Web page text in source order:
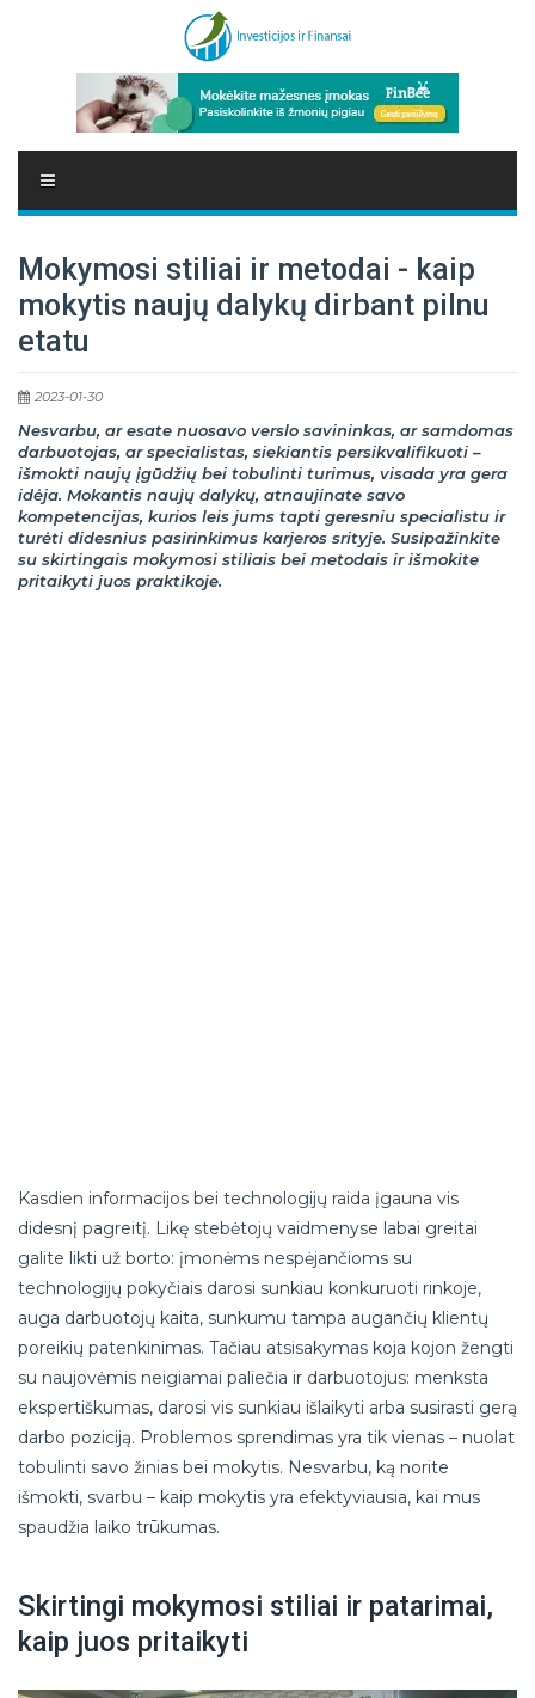
Mokymosi stiliai ir metodai - kaip
mokytis naujų dalykų dirbant pilnu
etatu
2023-01-30
Nesvarbu, ar esate nuosavo verslo savininkas, ar samdomas
darbuotojas, ar specialistas, siekiantis persikvalifikuoti –
išmokti naujų įgūdžių bei tobulinti turimus, visada yra gera
idėja. Mokantis naujų dalykų, atnaujinate savo
kompetencijas, kurios leis jums tapti geresniu specialistu ir
turėti didesnius pasirinkimus karjeros srityje. Susipažinkite
su skirtingais mokymosi stiliais bei metodais ir išmokite
pritaikyti juos praktikoje.
Kasdien informacijos bei technologijų raida įgauna vis
didesnį pagreitį. Likę stebėtojų vaidmenyse labai greitai
galite likti už borto: įmonėms nespėjančioms su
technologijų pokyčiais darosi sunkiau konkuruoti rinkoje,
auga darbuotojų kaita, sunkumu tampa augančių klientų
poreikių patenkinimas. Tačiau atsisakymas koja kojon žengti
su naujovėmis neigiamai paliečia ir darbuotojus: menksta
ekspertiškumas, darosi vis sunkiau išlaikyti arba susirasti gerą
darbo poziciją. Problemos sprendimas yra tik vienas – nuolat
tobulinti savo žinias bei mokytis. Nesvarbu, ką norite
išmokti, svarbu – kaip mokytis yra efektyviausia, kai mus
spaudžia laiko trūkumas.
Skirtingi mokymosi stiliai ir patarimai,
kaip juos pritaikyti